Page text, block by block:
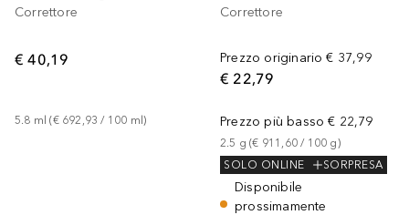
Correttore
€ 40,19
5.8 ml (€ 692,93 / 100 ml)
Correttore
Prezzo originario € 37,99
€ 22,79
Prezzo più basso € 22,79
2.5 g (€ 911,60 / 100 g)
SOLO ONLINE
SORPRESA
Disponibile
prossimamente